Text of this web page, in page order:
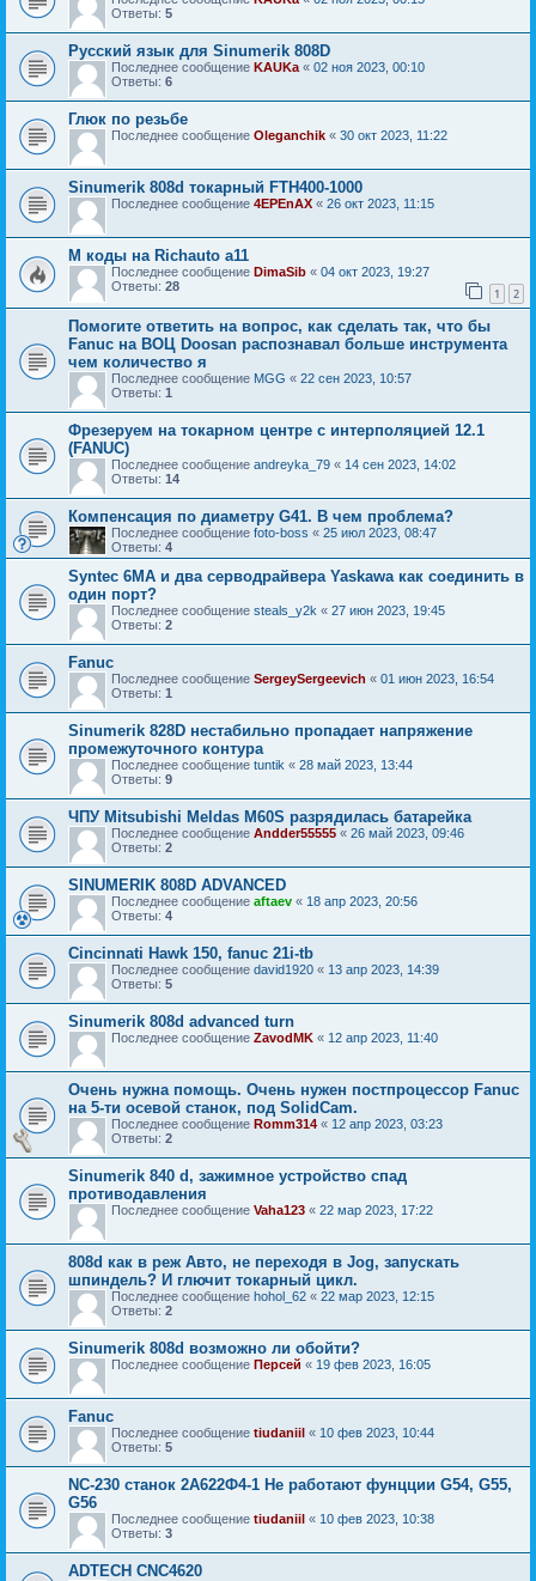
Ответы: 5
Русский язык для Sinumerik 808D
Последнее сообщение KAUKa« 02 ноя 2023, 00:10
Ответы: 6
Глюк по резьбе
Последнее сообщение Oleganchik « 30 окт 2023, 11:22
Sinumerik 808d токарный FTH400-1000
Последнее сообщение 4EPEnAX « 26 окт 2023, 11:15
M коды на Richauto a11
Последнее сообщение DimaSib « 04 окт 2023, 19:27
Ответы: 28 1 2
Помогите ответить на вопрос, как сделать так, что бы
Fanuc на ВОЦ Doosan распознавал больше инструмента
чем количество я
Последнее сообщение MGG « 22 сен 2023, 10:57
Ответы: 1
Фрезеруем на токарном центре с интерполяцией 12.1
(FANUC)
Последнее сообщение andreyka_79 « 14 сен 2023, 14:02
Ответы: 14
Компенсация по диаметру G41. В чем проблема?
Последнее сообщение foto-boss « 25 июл 2023, 08:47
Ответы: 4
Syntec 6MA и два серводрайвера Yaskawa как соединить в
один порт?
Последнее сообщение steals_y2k « 27 июн 2023, 19:45
Ответы: 2
Fanuc
Последнее сообщение SergeySergeevich « 01 июн 2023, 16:54
Ответы: 1
Sinumerik 828D нестабильно пропадает напряжение
промежуточного контура
Последнее сообщение tuntik « 28 май 2023, 13:44
Ответы: 9
ЧПУ Mitsubishi Meldas M60S разрядилась батарейка
Последнее сообщение Andder55555 « 26 май 2023, 09:46
Ответы: 2
SINUMERIK 808D ADVANCED
Последнее сообщение aftaev « 18 апр 2023, 20:56
Ответы: 4
Cincinnati Hawk 150, fanuc 21i-tb
Последнее сообщение david1920 « 13 апр 2023, 14:39
Ответы: 5
Sinumerik 808d advanced turn
Последнее сообщение ZavodMK « 12 апр 2023, 11:40
Очень нужна помощь. Очень нужен постпроцессор Fanuc
на 5-ти осевой станок, под SolidCam.
Последнее сообщение Romm314 « 12 апр 2023, 03:23
Ответы: 2
Sinumerik 840 d, зажимное устройство спад
противодавления
Последнее сообщение Vaha123 « 22 мар 2023, 17:22
808d как в реж Авто, не переходя в Jog, запускать
шпиндель? И глючит токарный цикл.
Последнее сообщение hohol_62 « 22 мар 2023, 12:15
Ответы: 2
Sinumerik 808d возможно ли обойти?
Последнее сообщение Персей « 19 фев 2023, 16:05
Fanuc
Последнее сообщение tiudaniil « 10 фев 2023, 10:44
Ответы: 5
NC-230 станок 2А622Ф4-1 Не работают фунцции G54, G55,
G56
Последнее сообщение tiudaniil « 10 фев 2023, 10:38
Ответы: 3
ADTECH CNC4620